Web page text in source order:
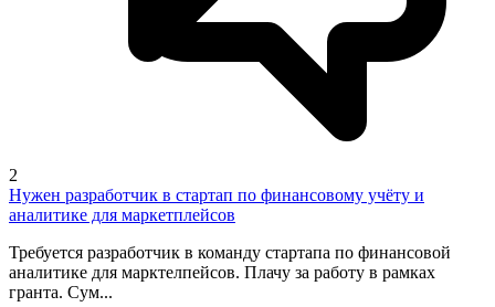
2
Нужен разработчик в стартап по финансовому учёту и
аналитике для маркетплейсов
Требуется разработчик в команду стартапа по финансовой
аналитике для марктелпейсов. Плачу за работу в рамках
гранта. Сум...